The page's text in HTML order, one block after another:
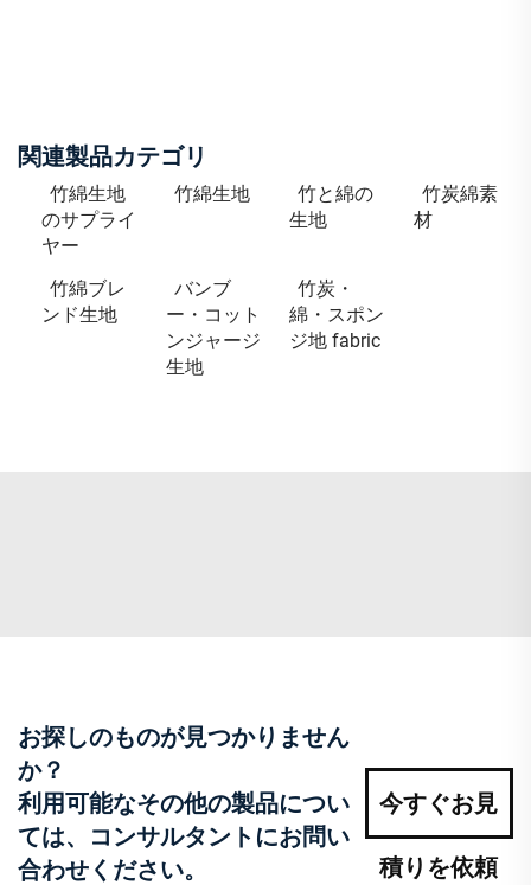
関連製品カテゴリ
竹綿生地
のサプライ
ヤー
竹綿生地
竹と綿の
生地
竹炭綿素
材
竹綿ブレ
ンド生地
バンブ
ー・コット
ンジャージ
生地
竹炭・
綿・スポン
ジ地 fabric
お探しのものが見つかりません
か？
利用可能なその他の製品につい
ては、コンサルタントにお問い
合わせください。
今すぐお見
積りを依頼